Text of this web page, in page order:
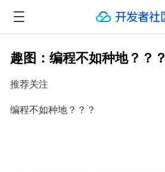
趣图：编程不如种地？？？
推荐关注
编程不如种地？？？